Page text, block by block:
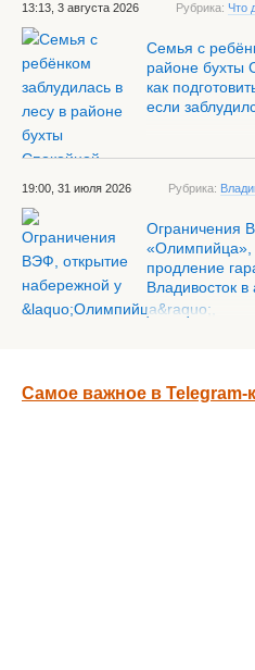
13:13, 3 августа 2026 Рубрика: Что
Семья с
районе бухты
как
если
19:00, 31 июля 2026 Рубрика:
Ограничения
«Олимпийца»,
продление
Владивосток в
Самое важное в Telegram-